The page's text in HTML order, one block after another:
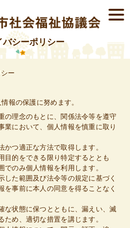
バシーポリシー
ー
報の保護に努めます。
の理念のもとに、関係法令等を遵守
業において、個人情報を慎重に取り
かつ適正な方法で取得します。
目的をできる限り特定するととも
でのみ個人情報を利用します。
した範囲及び法令等の規定に基づく
を事前に本人の同意を得ることなく
な状態に保つとともに、漏えい、滅
ため、適切な措置を講じます。